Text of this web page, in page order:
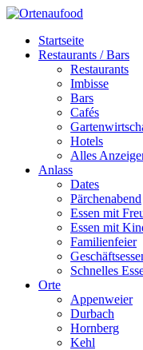
Startseite
Restaurants / Bars
Restaurants
Imbisse
Bars
Cafés
Hotels
Alles
Anlass
Dates
Pärchenabend
Essen mit
Essen mit
Familienfeier
Schnelles
Orte
Appenweier
Durbach
Hornberg
Kehl